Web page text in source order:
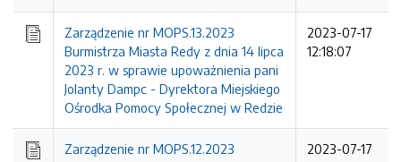
Zarządzenie nr MOPS.13.2023
Burmistrza Miasta Redy z dnia 14 lipca
2023 r. w sprawie upoważnienia pani
Jolanty Dampc - Dyrektora Miejskiego
Ośrodka Pomocy Społecznej w Redzie
2023-07-17
12:18:07
Zarządzenie nr MOPS.12.2023
2023-07-17